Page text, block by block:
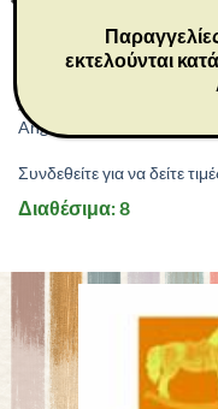
26011
ΔΩΡΑ
Angel of Friendship 13 cm
Συνδεθείτε για να δείτε
Διαθέσιμα: 8
εκτελούνται